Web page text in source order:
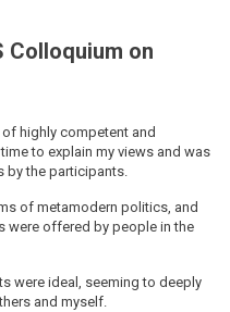
Colloquium on
highly competent and
to explain my views and was
by the participants.
of metamodern politics, and
were offered by people in the
were ideal, seeming to deeply
and myself.